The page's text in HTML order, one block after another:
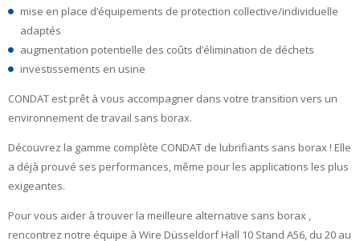
mise en place d’équipements de protection collective/individuelle
adaptés
augmentation potentielle des coûts d’élimination de déchets
investissements en usine
CONDAT est prêt à vous accompagner dans votre transition vers un
environnement de travail sans borax.
Découvrez la gamme complète CONDAT de lubrifiants sans borax ! Elle
a déjà prouvé ses performances, même pour les applications les plus
exigeantes.
Pour vous aider à trouver la meilleure alternative sans borax ,
rencontrez notre équipe à Wire Düsseldorf Hall 10 Stand A56, du 20 au